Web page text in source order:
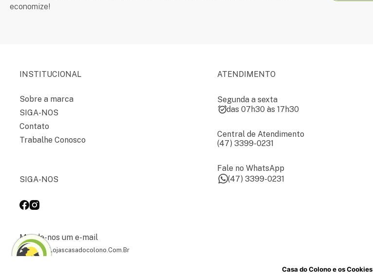
Casa do Colono e os Cookies
economize!
INSTITUCIONAL
Sobre a marca
SIGA-NOS
Contato
Trabalhe Conosco
SIGA-NOS
Mande-nos um e-mail
Contato@lojascasadocolono.com.br
ATENDIMENTO
Segunda a sexta
das 07h30 às 17h30
Central de Atendimento
(47) 3399-0231
Fale no WhatsApp
(47) 3399-0231